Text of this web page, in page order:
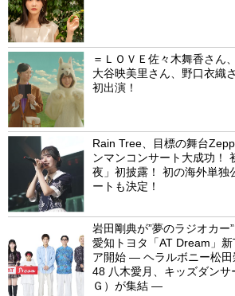
＝ＬＯＶＥ佐々木舞香さん
大谷映美里さん、野口衣織
初出演！
Rain Tree、目標の舞台
ンマンコンサート大成功！
夜」初披露！ 初の海外単独
ートも決定！
岩田剛典が”夢のラジオカー
愛知トヨタ「AT Dream」
ア開始 ― ヘラルボニー松田
48 八木愛月、キッズダンサ
Ｇ）が集結 ―